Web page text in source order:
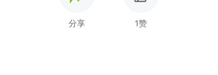
分享 1赞